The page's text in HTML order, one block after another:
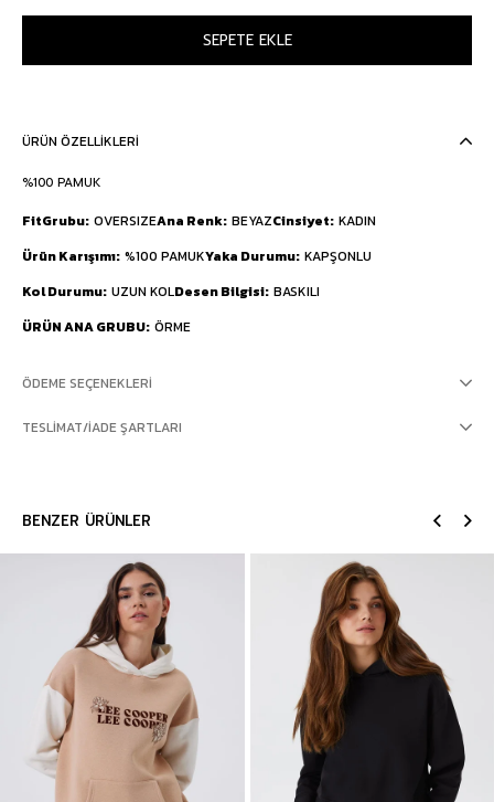
ÜRÜN ÖZELLIKLERI
%100 PAMUK
FitGrubu OVERSIZEAna Renk BEYAZCinsiyet KADIN
Ürün Karışımı %100 PAMUKYaka Durumu KAPŞONLU
Kol Durumu UZUN KOLDesen Bilgisi BASKILI
ÜRÜN ANA GRUBU ÖRME
ÖDEME SEÇENEKLERI
TESLIMAT/İADE ŞARTLARI
BENZER ÜRÜNLER